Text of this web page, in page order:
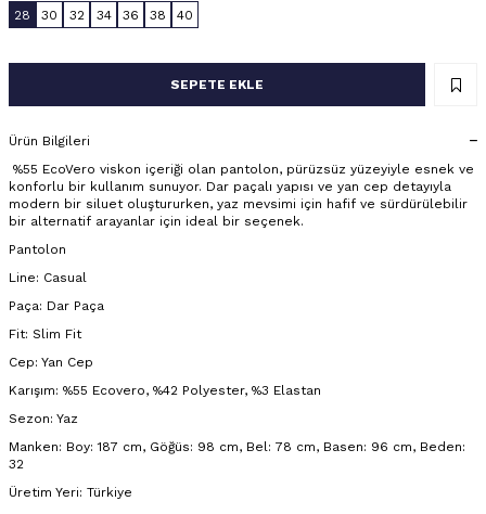
28 30 32 34 36 38 40
SEPETE EKLE
Ürün Bilgileri
%55 EcoVero viskon içeriği olan pantolon, pürüzsüz yüzeyiyle esnek ve
konforlu bir kullanım sunuyor. Dar paçalı yapısı ve yan cep detayıyla
modern bir siluet oluştururken, yaz mevsimi için hafif ve sürdürülebilir
bir alternatif arayanlar için ideal bir seçenek.
Pantolon
Line: Casual
Paça: Dar Paça
Fit: Slim Fit
Cep: Yan Cep
Karışım: %55 Ecovero, %42 Polyester, %3 Elastan
Sezon: Yaz
Manken: Boy: 187 cm, Göğüs: 98 cm, Bel: 78 cm, Basen: 96 cm, Beden:
32
Üretim Yeri: Türkiye